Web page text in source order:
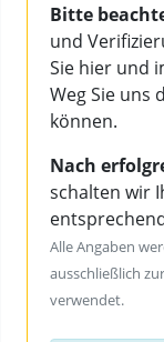
Bitte
und
Sie hier und
Weg Sie uns
können.
Nach
schalten wir
Alle Angaben
ausschließlich
verwendet.